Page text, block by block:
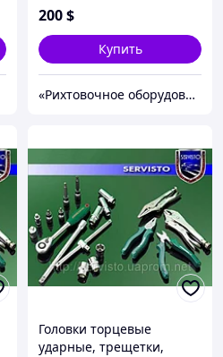
200$
Купить
«Рихтовочное оборудование»
Головки торцевые
ударные, трещетки,